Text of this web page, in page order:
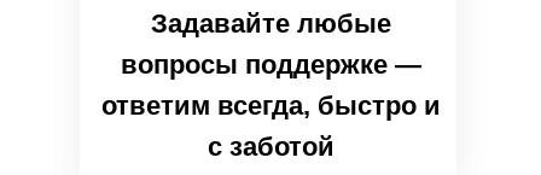
Задавайте любые
вопросы поддержке —
ответим всегда, быстро и
с заботой